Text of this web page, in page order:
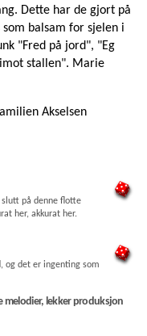
Dette har de gjort på
balsam for sjelen i
"Fred på jord", "Eg
stallen". Marie
Akselsen
slutt på denne flotte
her, akkurat her.
og det er ingenting som
melodier, lekker produksjon